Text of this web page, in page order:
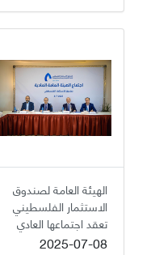
وتنويع مصادر تمويل
مشاريعه الاستراتيجية
الهيئة العامة لصندوق
الاستثمار الفلسطيني
تعقد اجتماعها العادي
2025-07-08